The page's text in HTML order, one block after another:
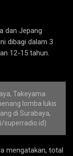
dan Jepang
dibagi dalam 3
12-15 tahun.
Takeyama
lomba lukis
di Surabaya,
superradio.id)
mengatakan, total